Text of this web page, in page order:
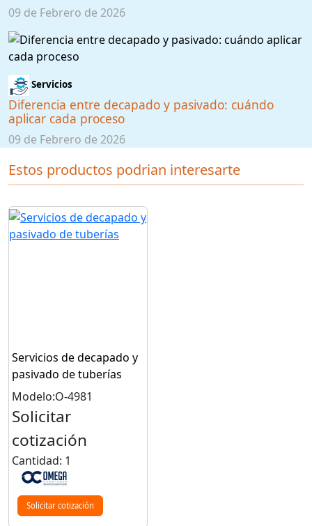
09 de Febrero de 2026
Servicios
Diferencia entre decapado y pasivado: cuándo
aplicar cada proceso
09 de Febrero de 2026
Estos productos podrian interesarte
Servicios de decapado y
pasivado de tuberías
Modelo:O-4981
Solicitar
cotización
Cantidad: 1
Solicitar cotización